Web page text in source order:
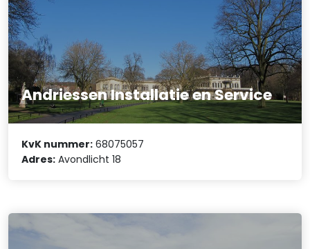
Andriessen Installatie en Service
KvK nummer: 68075057
Adres: Avondlicht 18